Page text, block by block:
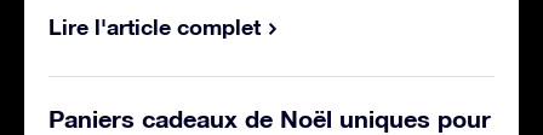
Lire l'article complet
Paniers cadeaux de Noël uniques pour